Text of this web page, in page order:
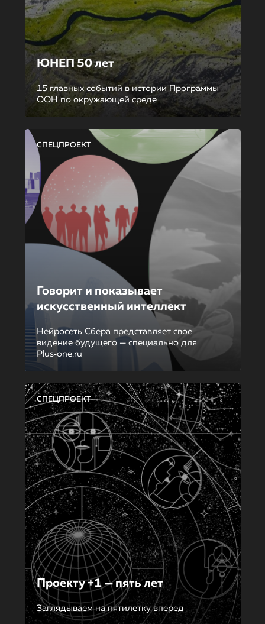
ЮНЕП 50 лет
15 главных событий в истории Программы
ООН по окружающей среде
СПЕЦПРОЕКТ
Говорит и показывает
искусственный интеллект
Нейросеть Сбера представляет свое
видение будущего — специально для
Plus‑one.ru
СПЕЦПРОЕКТ
Проекту +1 — пять лет
Заглядываем на пятилетку вперед